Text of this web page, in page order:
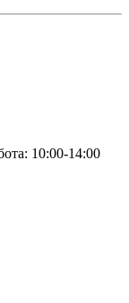
10:00-14:00